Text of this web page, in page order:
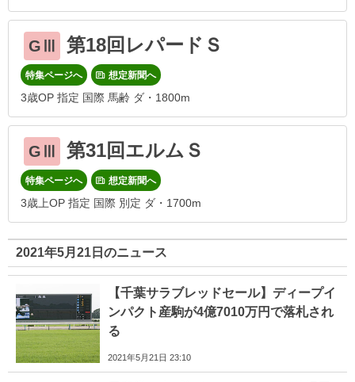
GⅢ 第18回レパードＳ
特集ページへ 想定新聞へ
3歳OP 指定 国際 馬齢 ダ・1800m
GⅢ 第31回エルムＳ
特集ページへ 想定新聞へ
3歳上OP 指定 国際 別定 ダ・1700m
2021年5月21日のニュース
【千葉サラブレッドセール】ディープイ
ンパクト産駒が4億7010万円で落札され
る
2021年5月21日 23:10